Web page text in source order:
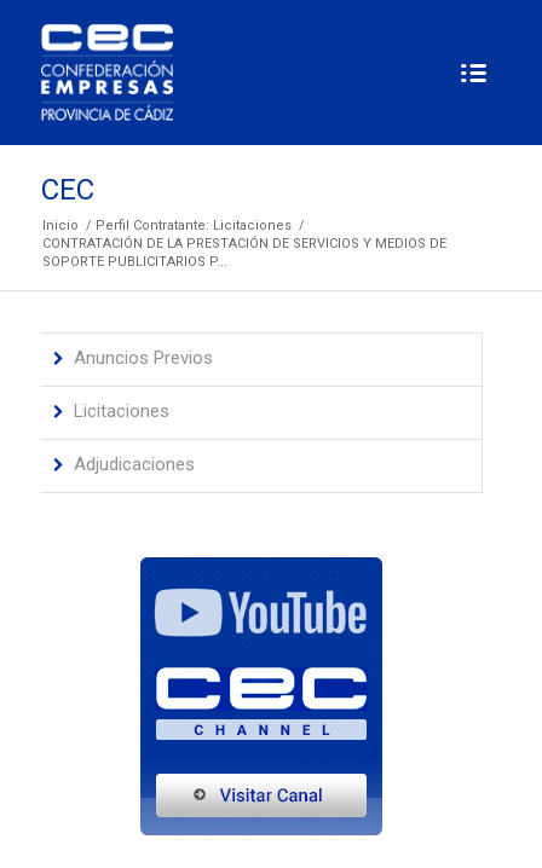
CEC
Inicio / Perfil Contratante: Licitaciones /
CONTRATACIÓN DE LA PRESTACIÓN DE SERVICIOS Y MEDIOS DE
SOPORTE PUBLICITARIOS P...
Anuncios Previos
Licitaciones
Adjudicaciones